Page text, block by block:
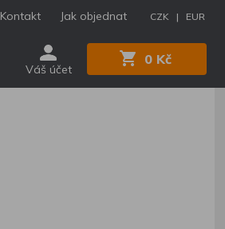
Kontakt Jak objednat CZK | EUR
Váš účet
0 Kč